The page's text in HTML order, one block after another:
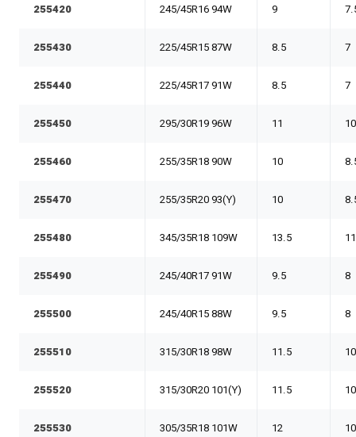
255420 245/45R16 94W 9
255430 225/45R15 87W 8.5 7
255440 225/45R17 91W 8.5 7
255450 295/30R19 96W 11 10
255460 255/35R18 90W 10
255470 255/35R20 93(Y) 10
255480 345/35R18 109W 13.5
255490 245/40R17 91W 9.5 8
255500 245/40R15 88W 9.5 8
255510 315/30R18 98W 11.5
255520 315/30R20 101(Y) 11.5
255530 305/35R18 101W 12 10